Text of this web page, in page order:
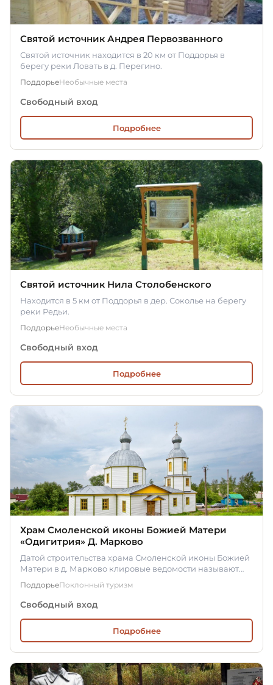
Святой источник Андрея Первозванного
Святой источник находится в 20 км от Поддорья в
берегу реки Ловать в д. Перегино.
ПоддорьеНеобычные места
Свободный вход
Подробнее
Святой источник Нила Столобенского
Находится в 5 км от Поддорья в дер. Соколье на берегу
реки Редьи.
ПоддорьеНеобычные места
Свободный вход
Подробнее
Храм Смоленской иконы Божией Матери
«Одигитрия» Д. Марково
Датой строительства храма Смоленской иконы Божией
Матери в д. Марково клировые ведомости называют
ПоддорьеПоклонный туризм
Свободный вход
Подробнее